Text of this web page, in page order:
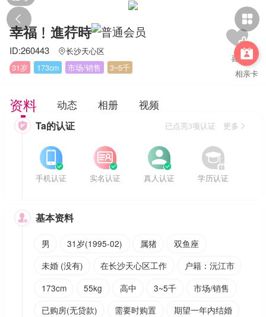
 

相亲卡
幸福﹗進荇時
ID:260443 长沙天心区
31岁
173cm 市场/销售 3~5千
资料 动态 相册 视频
 Ta的认证 已点亮3项认证 更多


手机认证


实名认证


真人认证


学历认证
 基本资料
男 31岁(1995-02) 属猪
双鱼座
未婚 (没有)
在长沙天心区工作
户籍：沅江市
173cm
55kg 高中 3~5千
市场/销售
已购房(无贷款)
需要时购置
期望一年内结婚